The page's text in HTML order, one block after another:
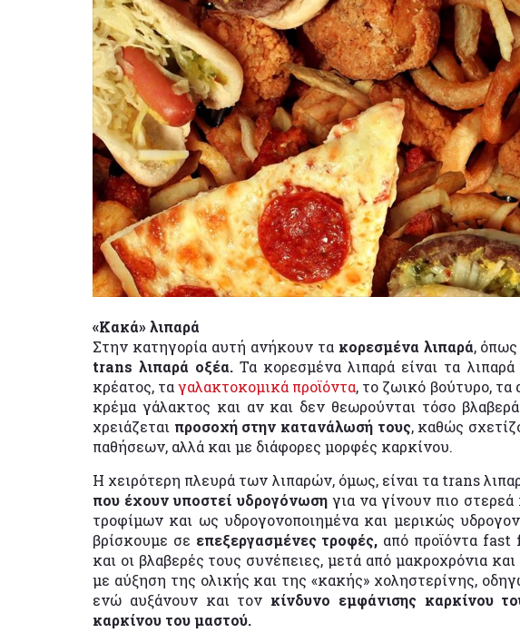
«Κακά» λιπαρά
Στην κατηγορία αυτή ανήκουν τα κορεσμένα λιπαρά, όπως
trans λιπαρά οξέα. Τα κορεσμένα λιπαρά είναι τα
κρέατος, ταγαλακτοκομικά προϊόντα, το ζωικό βούτυρο,
κρέμα γάλακτος και αν και δεν θεωρούνται τόσο
χρειάζεται προσοχή στην κατανάλωσή τους, καθώς
παθήσεων, αλλά και με διάφορες μορφές καρκίνου.
Η χειρότερη πλευρά των λιπαρών, όμως, είναι τα trans
που έχουν υποστεί υδρογόνωσηγια να γίνουν πιο στερεά
τροφίμων και ως υδρογονοποιημένα και μερικώς
βρίσκουμε σε επεξεργασμένες τροφές, από προϊόντα fast
και οι βλαβερές τους συνέπειες, μετά από μακροχρόνια
με αύξηση της ολικής και της «κακής» χοληστερίνης,
ενώ αυξάνουν και τον κίνδυνο εμφάνισης καρκίνου
καρκίνου του μαστού.